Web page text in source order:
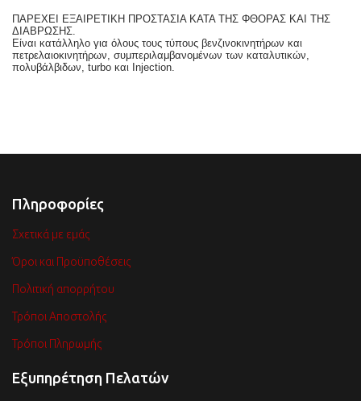
ΠΑΡΈΧΕΙ ΕΞΑΙΡΕΤΙΚΉ ΠΡΟΣΤΑΣΊΑ ΚΑΤΆ ΤΗΣ ΦΘΟΡΆΣ ΚΑΙ ΤΗΣ
ΔΙΆΒΡΩΣΗΣ.
Είναι κατάλληλο για όλους τους τύπους βενζινοκινητήρων και
πετρελαιοκινητήρων, συμπεριλαμβανομένων των καταλυτικών,
πολυβάλβιδων, turbo και Injection.
Πληροφορίες
Σχετικά με εμάς
Όροι και Προϋποθέσεις
Πολιτική απορρήτου
Τρόποι Αποστολής
Τρόποι Πληρωμής
Εξυπηρέτηση Πελατών